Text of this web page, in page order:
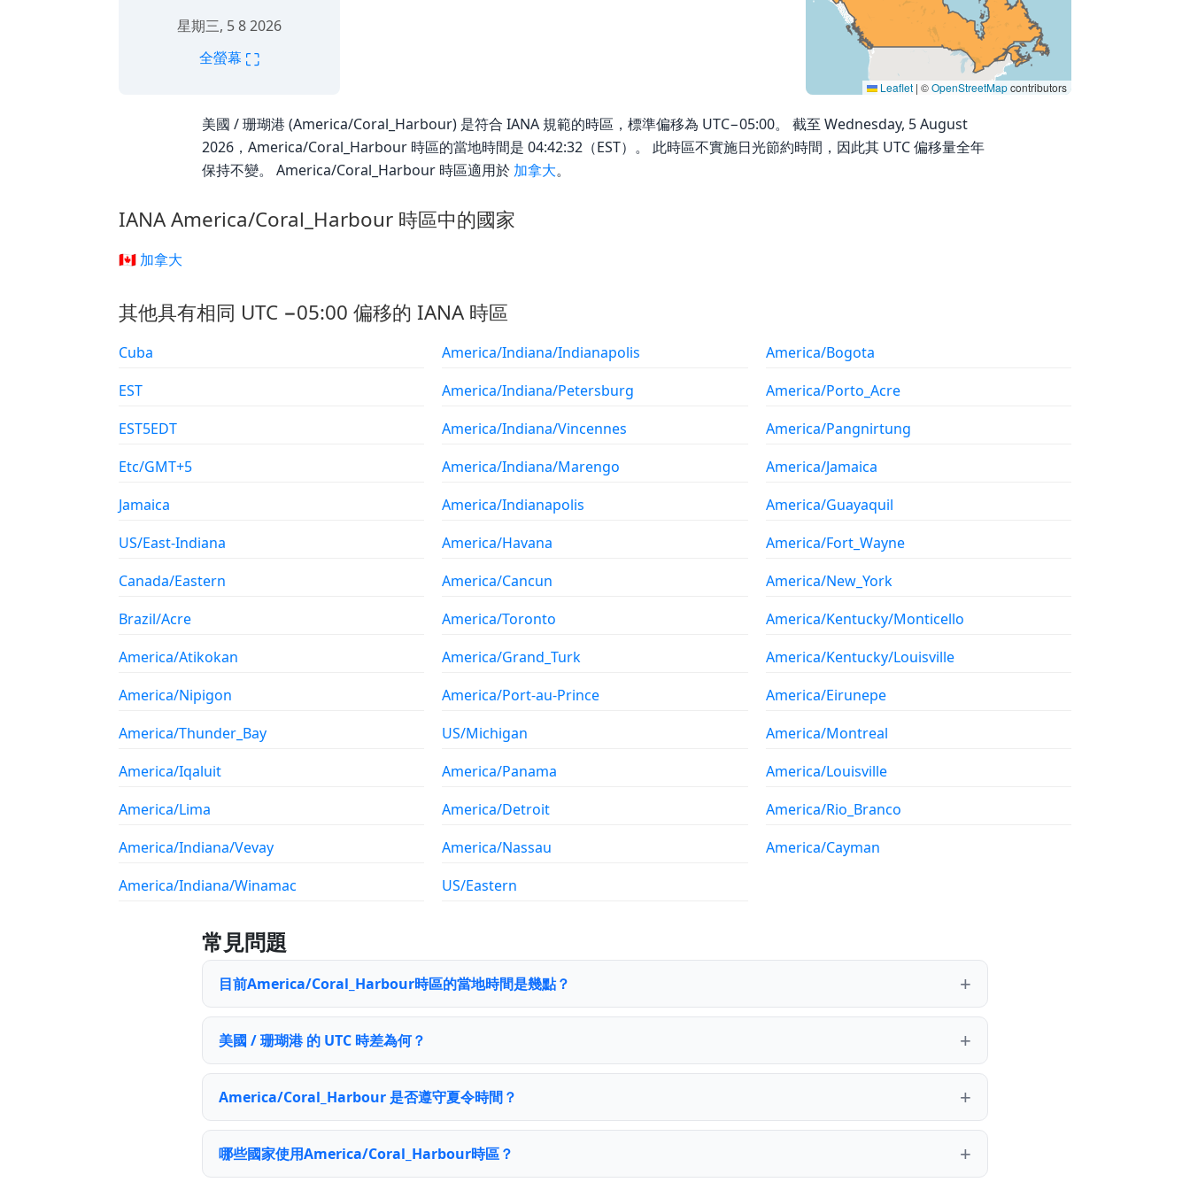
星期三, 5 8 2026
全螢幕 ⛶
Leaflet | ©OpenStreetMapcontributors
美國 / 珊瑚港 (America/Coral_Harbour) 是符合 IANA 規範的時區，標準偏移為 UTC−05:00。 截至 Wednesday, 5 August
2026，America/Coral_Harbour 時區的當地時間是 04:42:32（EST）。 此時區不實施日光節約時間，因此其 UTC 偏移量全年
保持不變。 America/Coral_Harbour 時區適用於 加拿大。
IANA America/Coral_Harbour 時區中的國家
🇨🇦 加拿大
其他具有相同 UTC −05:00 偏移的 IANA 時區
Cuba
EST
EST5EDT
Etc/GMT+5
Jamaica
US/East-Indiana
Canada/Eastern
Brazil/Acre
America/Atikokan
America/Nipigon
America/Thunder_Bay
America/Iqaluit
America/Lima
America/Indiana/Vevay
America/Indiana/Winamac
America/Indiana/Indianapolis
America/Indiana/Petersburg
America/Indiana/Vincennes
America/Indiana/Marengo
America/Indianapolis
America/Havana
America/Cancun
America/Toronto
America/Grand_Turk
America/Port-au-Prince
US/Michigan
America/Panama
America/Detroit
America/Nassau
US/Eastern
America/Bogota
America/Porto_Acre
America/Pangnirtung
America/Jamaica
America/Guayaquil
America/Fort_Wayne
America/New_York
America/Kentucky/Monticello
America/Kentucky/Louisville
America/Eirunepe
America/Montreal
America/Louisville
America/Rio_Branco
America/Cayman
常見問題
目前America/Coral_Harbour時區的當地時間是幾點？
美國 / 珊瑚港 的 UTC 時差為何？
America/Coral_Harbour 是否遵守夏令時間？
哪些國家使用America/Coral_Harbour時區？